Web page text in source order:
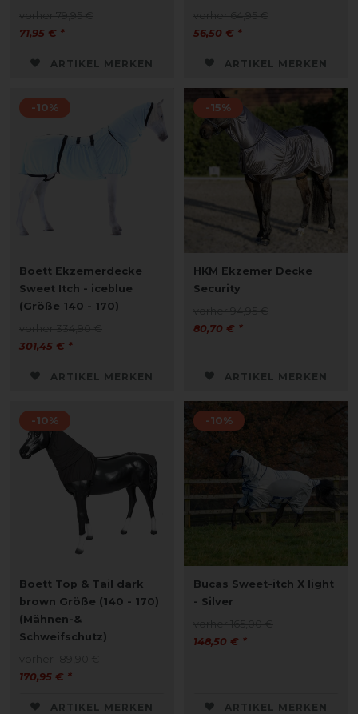
71,95 € *
ARTIKEL MERKEN
56,50 € *
ARTIKEL MERKEN
-10%
Boett Ekzemerdecke
Sweet Itch - iceblue
(Größe 140 - 170)
301,45 € *
ARTIKEL MERKEN
-15%
HKM Ekzemer Decke
Security
80,70 € *
ARTIKEL MERKEN
-10%
Boett Top & Tail dark
brown Größe (140 - 170)
(Mähnen-&
Schweifschutz)
170,95 € *
ARTIKEL MERKEN
-10%
Bucas Sweet-itch X light
- Silver
148,50 € *
ARTIKEL MERKEN